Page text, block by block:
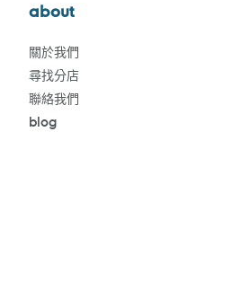
about
關於我們
尋找分店
聯絡我們
blog